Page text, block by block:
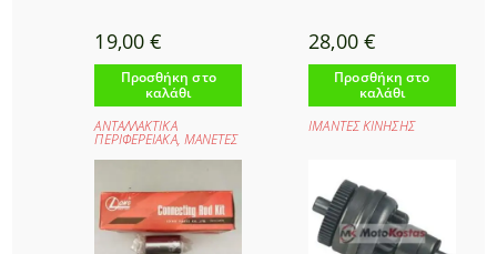
19,00€
Προσθήκη στο
καλάθι
ΑΝΤΑΛΛΑΚΤΙΚΑ
ΠΕΡΙΦΕΡΕΙΑΚΑ, ΜΑΝΕΤΕΣ
28,00 €
Προσθήκη στο
καλάθι
ΙΜΑΝΤΕΣ ΚΙΝΗΣΗΣ